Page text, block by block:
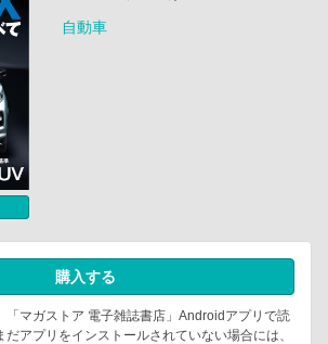
自動車
購入する
「マガストア 電子雑誌書店」Androidアプリで読
アプリをインストールされていない場合には、